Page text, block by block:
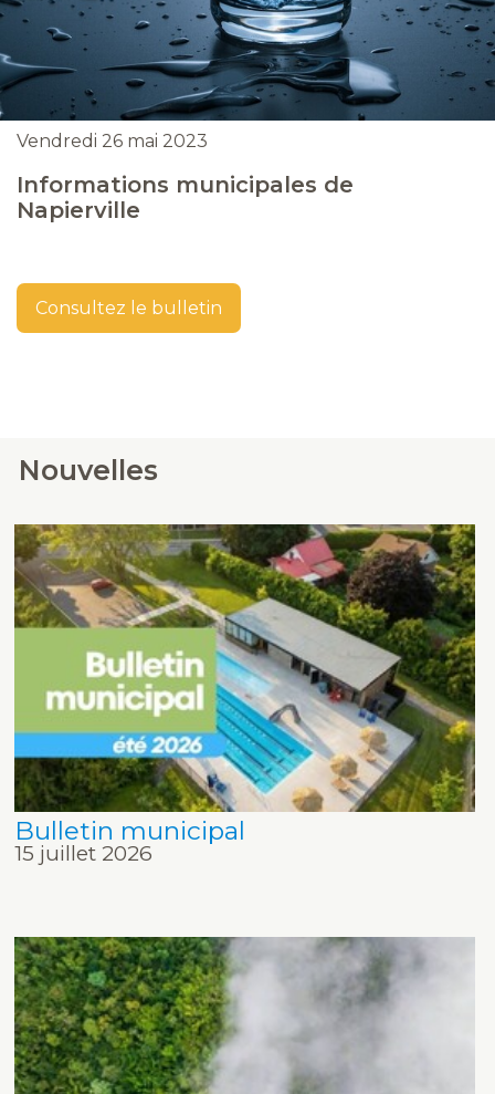
Vendredi 26 mai 2023
Informations municipales de
Napierville
Consultez le bulletin
Nouvelles
Bulletin municipal
15 juillet 2026